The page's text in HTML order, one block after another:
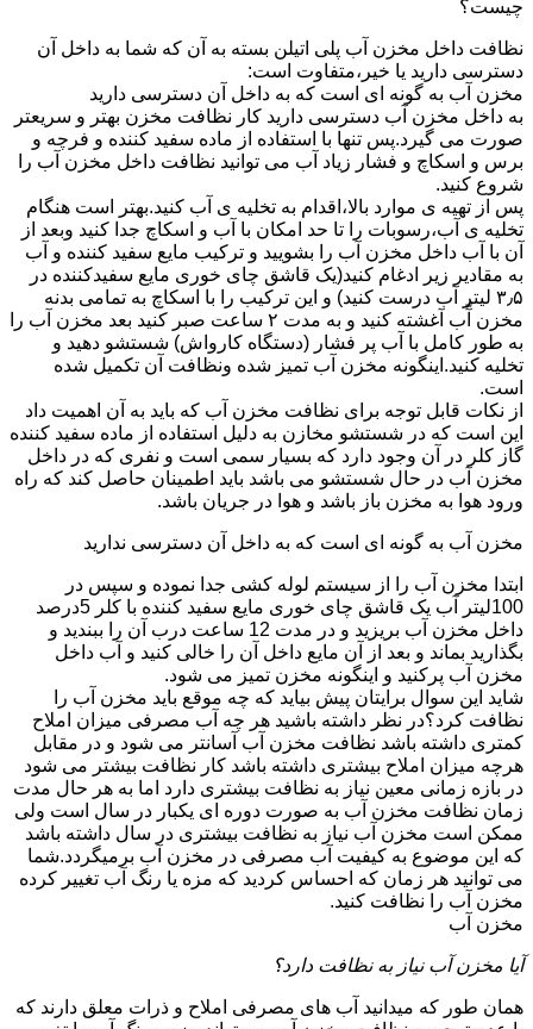
چیست؟
نظافت داخل مخزن آب پلی اتیلن بسته به آن که شما به داخل آن
دسترسی دارید یا خیر،متفاوت است:
مخزن آب به گونه ای است که به داخل آن دسترسی دارید
به داخل مخزن آب دسترسی دارید کار نظافت مخزن بهتر و سریعتر
صورت می گیرد.پس تنها با استفاده از ماده سفید کننده و فرچه و
برس و اسکاچ و فشار زیاد آب می توانید نظافت داخل مخزن آب را
شروع کنید.
پس از تهیه ی موارد بالا،اقدام به تخلیه ی آب کنید.بهتر است هنگام
تخلیه ی آب،رسوبات را تا حد امکان با آب و اسکاچ جدا کنید وبعد از
آن با آب داخل مخزن آب را بشویید و ترکیب مایع سفید کننده و آب
به مقادیر زیر ادغام کنید(یک قاشق چای خوری مایع سفیدکننده در
۳٫۵ لیتر آب درست کنید) و این ترکیب را با اسکاچ به تمامی بدنه
مخزن آّب آغشته کنید و به مدت ۲ ساعت صبر کنید بعد مخزن آب را
به طور کامل با آب پر فشار (دستگاه کارواش) شستشو دهید و
تخلیه کنید.اینگونه مخزن آب تمیز شده ونظافت آن تکمیل شده
است.
از نکات قابل توجه برای نظافت مخزن آب که باید به آن اهمیت داد
این است که در شستشو مخازن به دلیل استفاده از ماده سفید کننده
گاز کلر در آن وجود دارد که بسیار سمی است و نفری که در داخل
مخزن آب در حال شستشو می باشد باید اطمینان حاصل کند که راه
ورود هوا به مخزن باز باشد و هوا در جریان باشد.
مخزن آب به گونه ای است که به داخل آن دسترسی ندارید
ابتدا مخزن آب را از سیستم لوله کشی جدا نموده و سپس در
100لیتر آب یک قاشق چای خوری مایع سفید کننده با کلر 5درصد
داخل مخزن آب بریزید و در مدت 12 ساعت درب آن را ببندید و
بگذارید بماند و بعد از آن مایع داخل آن را خالی کنید و آب داخل
مخزن آب پرکنید و اینگونه مخزن تمیز می شود.
شاید این سوال برایتان پیش بیاید که چه موقع باید مخزن آب را
نظافت کرد؟در نظر داشته باشید هر چه آب مصرفی میزان املاح
کمتری داشته باشد نظافت مخزن آب آسانتر می شود و در مقابل
هرچه میزان املاح بیشتری داشته باشد کار نظافت بیشتر می شود
در بازه زمانی معین نیاز به نظافت بیشتری دارد اما به هر حال مدت
زمان نظافت مخزن آب به صورت دوره ای یکبار در سال است ولی
ممکن است مخزن آب نیاز به نظافت بیشتری در سال داشته باشد
که این موضوع به کیفیت آب مصرفی در مخزن آب برمیگردد.شما
می توانید هر زمان که احساس کردید که مزه یا رنگ آب تغییر کرده
مخزن آب را نظافت کنید.
مخزن آب
آیا مخزن آب نیاز به نظافت دارد؟
همان طور که میدانید آب های مصرفی املاح و ذرات معلق دارند که